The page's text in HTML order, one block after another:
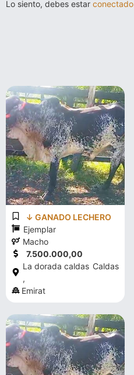
Lo siento, debes estar conectado
↓ GANADO LECHERO
Ejemplar
Macho
7.500.000,00
La dorada caldas
,
Caldas
Emirat